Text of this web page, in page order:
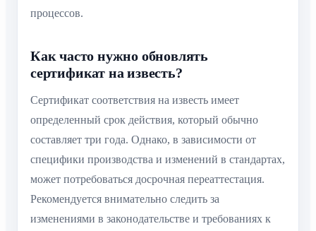
процессов.
Как часто нужно обновлять
сертификат на известь?
Сертификат соответствия на известь имеет
определенный срок действия, который обычно
составляет три года. Однако, в зависимости от
специфики производства и изменений в стандартах,
может потребоваться досрочная переаттестация.
Рекомендуется внимательно следить за
изменениями в законодательстве и требованиях к